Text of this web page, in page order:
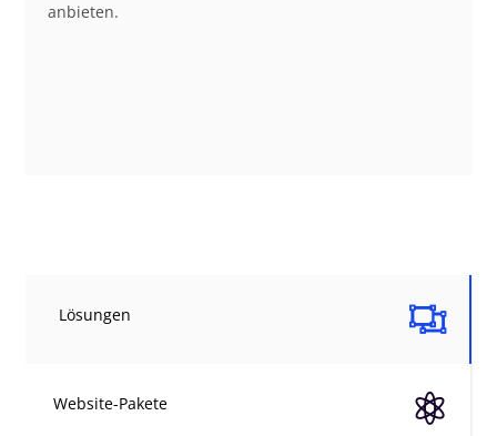
anbieten.

Lösungen

Website-Pakete